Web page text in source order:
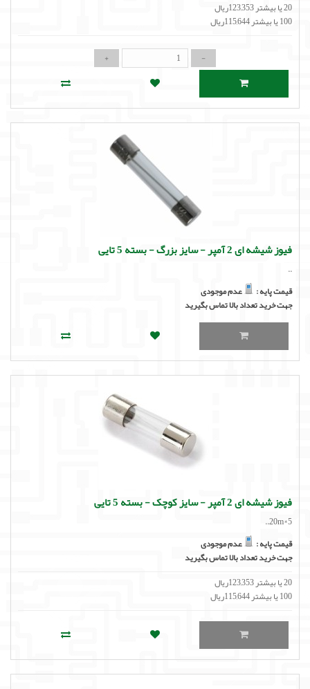
20 یا بیشتر 123,353ریال
100 یا بیشتر 115,644ریال
فیوز شیشه ای 2 آمپر - سایز بزرگ - بسته 5 تایی
..
قیمت پایه :
عدم موجودی
جهت خرید تعداد بالا تماس بگیرید
فیوز شیشه ای 2 آمپر - سایز کوچک - بسته 5 تایی
20m*5..
قیمت پایه :
عدم موجودی
جهت خرید تعداد بالا تماس بگیرید
20 یا بیشتر 123,353ریال
100 یا بیشتر 115,644ریال